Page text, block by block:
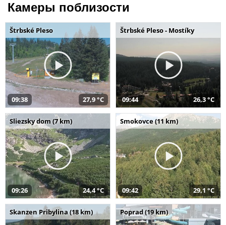
Камеры поблизости
Štrbské Pleso
09:38 27,9 °C
Štrbské Pleso - Mostíky
09:44 26,3 °C
Sliezsky dom (7 km)
09:26 24,4 °C
Smokovce (11 km)
09:42 29,1 °C
Skanzen Pribylina (18 km) Poprad (19 km)